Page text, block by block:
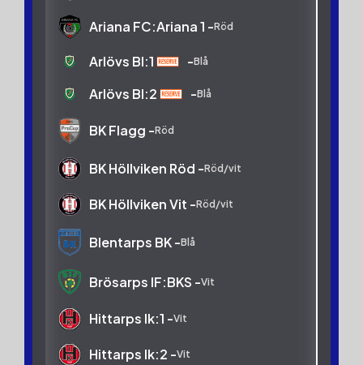
Ariana FC:Ariana 1 -Röd
Arlövs BI:1 -Blå
Arlövs BI:2 -Blå
BK Flagg -Röd
BK Höllviken Röd -Röd/vit
BK Höllviken Vit -Röd/vit
Blentarps BK -Blå
Brösarps IF:BKS -Vit
Hittarps Ik:1 -Vit
Hittarps Ik:2 -Vit